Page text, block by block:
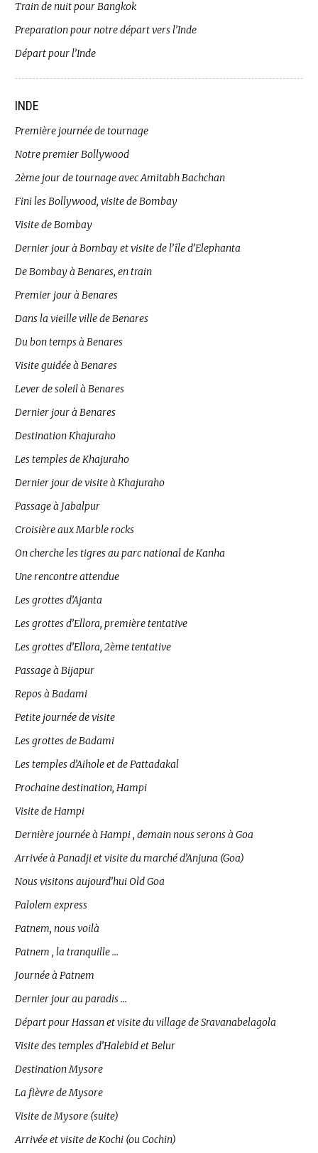
Train de nuit pour Bangkok
Preparation pour notre départ vers l’Inde
Départ pour l’Inde
INDE
Première journée de tournage
Notre premier Bollywood
2ème jour de tournage avec Amitabh Bachchan
Fini les Bollywood, visite de Bombay
Visite de Bombay
Dernier jour à Bombay et visite de l’île d’Elephanta
De Bombay à Benares, en train
Premier jour à Benares
Dans la vieille ville de Benares
Du bon temps à Benares
Visite guidée à Benares
Lever de soleil à Benares
Dernier jour à Benares
Destination Khajuraho
Les temples de Khajuraho
Dernier jour de visite à Khajuraho
Passage à Jabalpur
Croisière aux Marble rocks
On cherche les tigres au parc national de Kanha
Une rencontre attendue
Les grottes d’Ajanta
Les grottes d’Ellora, première tentative
Les grottes d’Ellora, 2ème tentative
Passage à Bijapur
Repos à Badami
Petite journée de visite
Les grottes de Badami
Les temples d’Aihole et de Pattadakal
Prochaine destination, Hampi
Visite de Hampi
Dernière journée à Hampi , demain nous serons à Goa
Arrivée à Panadji et visite du marché d’Anjuna (Goa)
Nous visitons aujourd’hui Old Goa
Palolem express
Patnem, nous voilà
Patnem , la tranquille …
Journée à Patnem
Dernier jour au paradis …
Départ pour Hassan et visite du village de Sravanabelagola
Visite des temples d’Halebid et Belur
Destination Mysore
La fièvre de Mysore
Visite de Mysore (suite)
Arrivée et visite de Kochi (ou Cochin)